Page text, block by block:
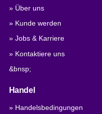
» Über uns
» Kunde werden
» Jobs & Karriere
» Kontaktiere uns
&bnsp;
Handel
» Handelsbedingungen